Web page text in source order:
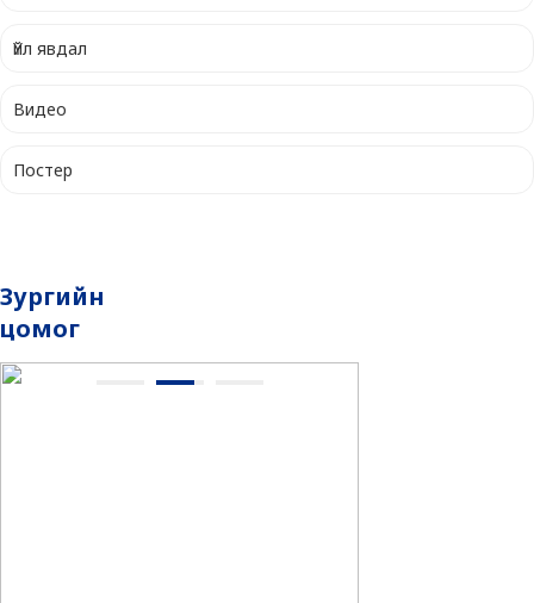
Үйл явдал
Видео
Постер
Зургийн
цомог